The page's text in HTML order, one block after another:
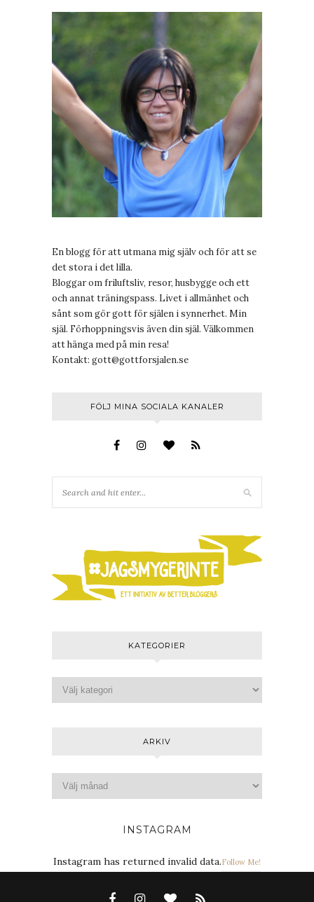
En blogg för att utmana mig själv och för att se
det stora i det lilla.
Bloggar om friluftsliv, resor, husbygge och ett
och annat träningspass. Livet i allmänhet och
sånt som gör gott för själen i synnerhet. Min
själ. Förhoppningsvis även din själ. Välkommen
att hänga med på min resa!
Kontakt: gott@gottforsjalen.se
FÖLJ MINA SOCIALA KANALER
KATEGORIER
ARKIV
INSTAGRAM
Instagram has returned invalid data.Follow Me!